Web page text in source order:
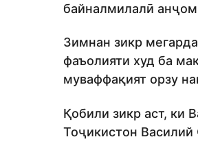
байналмилалӣ
Зимнан зикр
фаъолияти худ ба
муваффақият орзу
Қобили зикр аст, ки
Тоҷикистон